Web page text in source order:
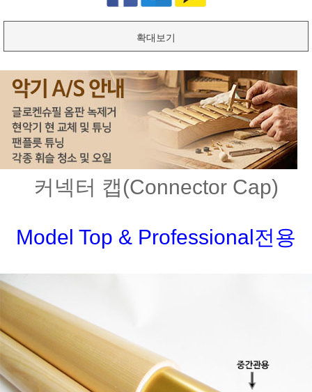
확대보기
커넥터 캡(Connector Cap)
Model Top & Professional전용